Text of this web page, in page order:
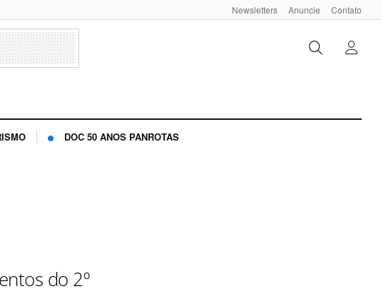
Newsletters Anuncie Contato
DOC 50 ANOS PANROTAS
do 2º